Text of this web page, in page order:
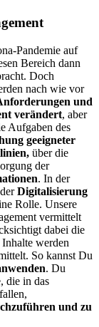
Pandemie auf
Bereich dann
Doch
nach wie vor
und
verändert, aber
Aufgaben des
geeigneter
über die
der
. In der
Digitalisierung
Rolle. Unsere
vermittelt
dabei die
werden
So kannst Du
. Du
die in das
und zu